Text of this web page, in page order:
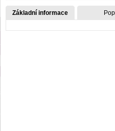
Základní informace